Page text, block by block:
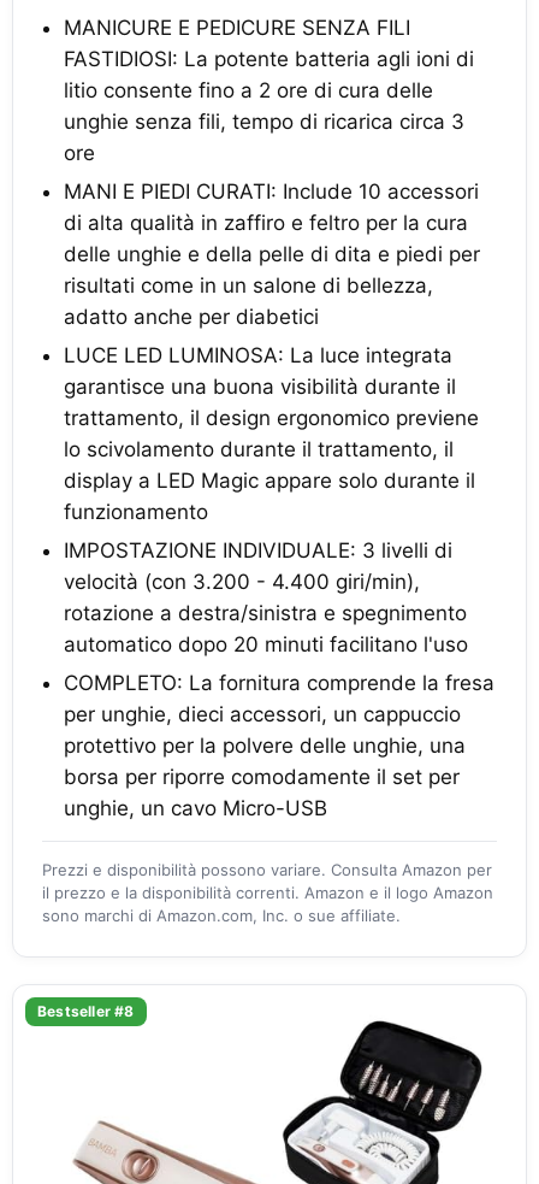
MANICURE E PEDICURE SENZA FILI
FASTIDIOSI: La potente batteria agli ioni di
litio consente fino a 2 ore di cura delle
unghie senza fili, tempo di ricarica circa 3
ore
MANI E PIEDI CURATI: Include 10 accessori
di alta qualità in zaffiro e feltro per la cura
delle unghie e della pelle di dita e piedi per
risultati come in un salone di bellezza,
adatto anche per diabetici
LUCE LED LUMINOSA: La luce integrata
garantisce una buona visibilità durante il
trattamento, il design ergonomico previene
lo scivolamento durante il trattamento, il
display a LED Magic appare solo durante il
funzionamento
IMPOSTAZIONE INDIVIDUALE: 3 livelli di
velocità (con 3.200 - 4.400 giri/min),
rotazione a destra/sinistra e spegnimento
automatico dopo 20 minuti facilitano l'uso
COMPLETO: La fornitura comprende la fresa
per unghie, dieci accessori, un cappuccio
protettivo per la polvere delle unghie, una
borsa per riporre comodamente il set per
unghie, un cavo Micro-USB
Prezzi e disponibilità possono variare. Consulta Amazon per
il prezzo e la disponibilità correnti. Amazon e il logo Amazon
sono marchi di Amazon.com, Inc. o sue affiliate.
Bestseller #8